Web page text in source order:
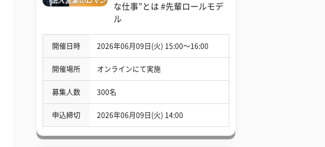
な仕事”とは #先輩ロールモデ
ル
開催日時 2026年06月09日(火) 15:00〜16:00
開催場所 オンラインにて実施
募集人数 300名
申込締切 2026年06月09日(火) 14:00